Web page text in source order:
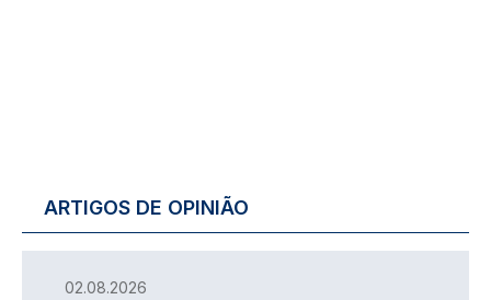
ARTIGOS DE OPINIÃO
02.08.2026